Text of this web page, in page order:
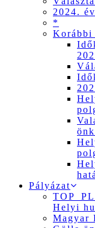
2024.
*
Korábbi
Pályázat
Helyi
Magyar